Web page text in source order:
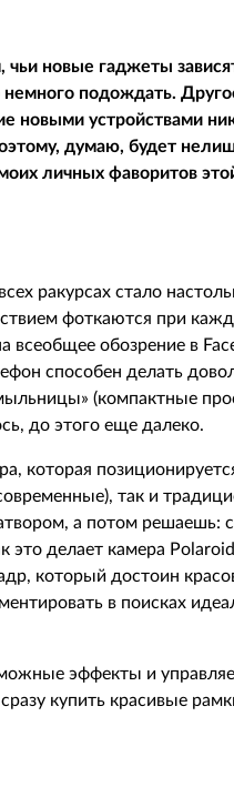
новые гаджеты
немного подождать.
новыми устройствами
думаю, будет
личных фаворитов
ракурсах стало
фоткаются при
всеобщее обозрение в
способен делать
(компактные
до этого еще далеко.
которая
так и
а потом решаешь:
это делает камера
который достоин
в поисках
эффекты и
купить красивые